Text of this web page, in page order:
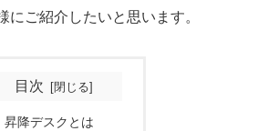
にご紹介したいと思います。
目次
昇降デスクとは